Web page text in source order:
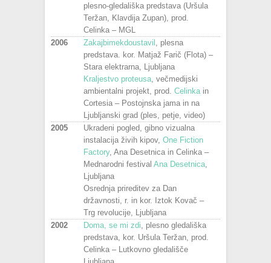
plesno-gledališka predstava (Uršula
Teržan, Klavdija Zupan), prod.
Celinka – MGL
2006
Zakajbimekdoustavil , plesna
predstava. kor. Matjaž Farič (Flota) –
Stara elektrarna, Ljubljana
Kraljestvo proteusa , večmedijski
ambientalni projekt, prod. Celinka in
Cortesia – Postojnska jama in na
Ljubljanski grad (ples, petje, video)
2005
Ukradeni pogled, gibno vizualna
instalacija živih kipov, One Fiction
Factory, Ana Desetnica in Celinka –
Mednarodni festival Ana Desetnica
Ljubljana
Osrednja prireditev za Dan
državnosti, r. in kor. Iztok Kovač –
Trg revolucije, Ljubljana
2002
Doma, se mi zdi , plesno gledališka
predstava, kor. Uršula Teržan, prod.
Celinka – Lutkovno gledališče